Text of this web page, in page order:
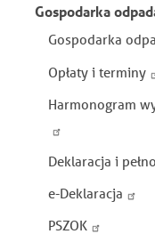
Gospodarka
Gospodarka
Opłaty i terminy
Harmonogram
Deklaracja i
e-Deklaracja
PSZOK